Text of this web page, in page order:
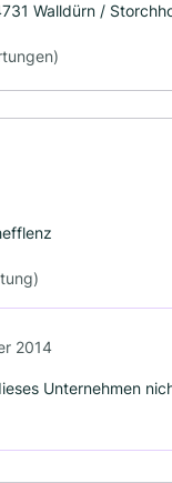
Walldürn /
2014
Unternehmen